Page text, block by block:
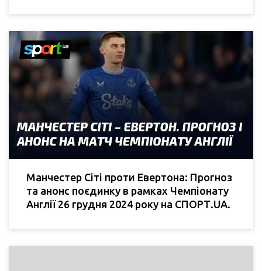
Манчестер Сіті проти Евертона: Прогноз
та анонс поєдинку в рамках Чемпіонату
Англії 26 грудня 2024 року на СПОРТ.UA.